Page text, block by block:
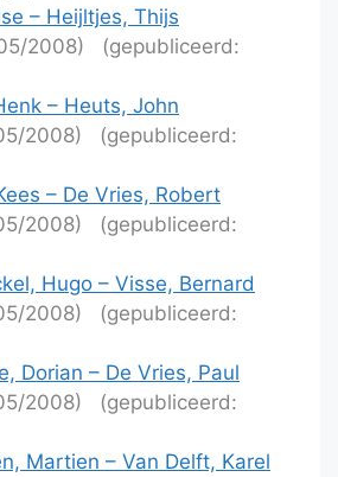
– Heijltjes, Thijs
2008)
(gepubliceerd:
– Heuts, John
2008)
(gepubliceerd:
– De Vries, Robert
2008)
(gepubliceerd:
Hugo – Visse, Bernard
2008)
(gepubliceerd:
Dorian – De Vries, Paul
2008)
(gepubliceerd:
Martien – Van Delft, Karel